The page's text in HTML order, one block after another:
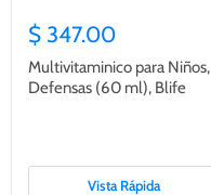
$ 347.00
Multivitaminico para Niños,
Defensas (60 ml), Blife
Vista Rápida